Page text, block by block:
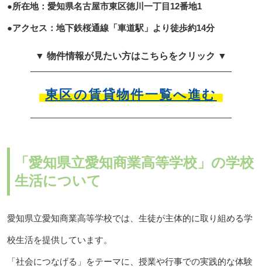
●所在地：愛知県名古屋市東区徳川一丁目12番地1
●アクセス：地下鉄桜通線「車道駅」より徒歩約14分
▼ 物件情報が見たい方はこちらをクリック ▼
東区の賃貸物件一覧へ進む
「愛知県立愛知商業高等学校」の学校
生活について
愛知県立愛知商業高等学校では、生徒が主体的に取り組める学
校生活を提供しています。
「社会につなげる」をテーマに、授業や行事での実践的な体験